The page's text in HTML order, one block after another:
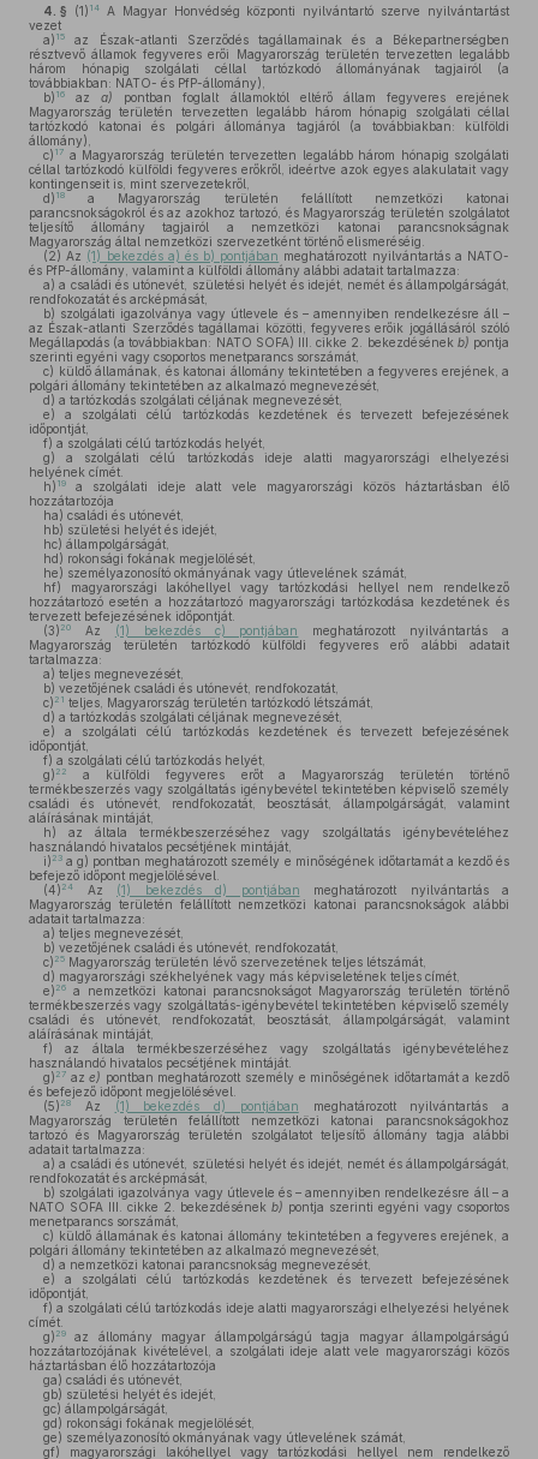
4. § (1) 14A Magyar Honvédség központi nyilvántartó szerve nyilvántartást
vezet
a) 15
az Észak-atlanti Szerződés tagállamainak és a Békepartnerségben
résztvevő államok fegyveres erői Magyarország területén tervezetten legalább
három hónapig szolgálati céllal tartózkodó állományának tagjairól (a
továbbiakban: NATO- és PfP-állomány),
b) 16 aza)
pontban foglalt államoktól eltérő állam fegyveres erejének
Magyarország területén tervezetten legalább három hónapig szolgálati céllal
tartózkodó katonai és polgári állománya tagjáról (a továbbiakban: külföldi
állomány),
c) 17 a Magyarország területén tervezetten legalább három hónapig szolgálati
céllal tartózkodó külföldi fegyveres erőkről, ideértve azok egyes alakulatait vagy
kontingenseit is, mint szervezetekről,
d) 18
a Magyarország területén felállított nemzetközi katonai
parancsnokságokról és az azokhoz tartozó, és Magyarország területén szolgálatot
teljesítő állomány tagjairól a nemzetközi katonai parancsnokságnak
Magyarország által nemzetközi szervezetként történő elismeréséig.
(2) Az (1) bekezdés a) és b) pontjában meghatározott nyilvántartás a NATO-
és PfP-állomány, valamint a külföldi állomány alábbi adatait tartalmazza:
a) a családi és utónevét, születési helyét és idejét, nemét és állampolgárságát,
rendfokozatát és arcképmását,
b) szolgálati igazolványa vagy útlevele és – amennyiben rendelkezésre áll –
az Észak-atlanti Szerződés tagállamai közötti, fegyveres erőik jogállásáról szóló
Megállapodás (a továbbiakban: NATO SOFA) III. cikke 2. bekezdésének b) pontja
szerinti egyéni vagy csoportos menetparancs sorszámát,
c) küldő államának, és katonai állomány tekintetében a fegyveres erejének, a
polgári állomány tekintetében az alkalmazó megnevezését,
d) a tartózkodás szolgálati céljának megnevezését,
e) a szolgálati célú tartózkodás kezdetének és tervezett befejezésének
időpontját,
f) a szolgálati célú tartózkodás helyét,
g) a szolgálati célú tartózkodás ideje alatti magyarországi elhelyezési
helyének címét.
h) 19
a szolgálati ideje alatt vele magyarországi közös háztartásban élő
hozzátartozója
ha) családi és utónevét,
hb) születési helyét és idejét,
hc) állampolgárságát,
hd) rokonsági fokának megjelölését,
he) személyazonosító okmányának vagy útlevelének számát,
hf) magyarországi lakóhellyel vagy tartózkodási hellyel nem rendelkező
hozzátartozó esetén a hozzátartozó magyarországi tartózkodása kezdetének és
tervezett befejezésének időpontját.
(3) 20 Az (1) bekezdés c) pontjában
meghatározott nyilvántartás a
Magyarország területén tartózkodó külföldi fegyveres erő alábbi adatait
tartalmazza:
a) teljes megnevezését,
b) vezetőjének családi és utónevét, rendfokozatát,
c) 21 teljes, Magyarország területén tartózkodó létszámát,
d) a tartózkodás szolgálati céljának megnevezését,
e) a szolgálati célú tartózkodás kezdetének és tervezett befejezésének
időpontját,
f) a szolgálati célú tartózkodás helyét,
g) 22
a külföldi fegyveres erőt a Magyarország területén történő
termékbeszerzés vagy szolgáltatás igénybevétel tekintetében képviselő személy
családi és utónevét, rendfokozatát, beosztását, állampolgárságát, valamint
aláírásának mintáját,
h) az általa termékbeszerzéséhez vagy szolgáltatás igénybevételéhez
használandó hivatalos pecsétjének mintáját,
i) 23 a g) pontban meghatározott személy e minőségének időtartamát a kezdő és
befejező időpont megjelölésével.
(4) 24 Az (1) bekezdés d) pontjában meghatározott nyilvántartás a
Magyarország területén felállított nemzetközi katonai parancsnokságok alábbi
adatait tartalmazza:
a) teljes megnevezését,
b) vezetőjének családi és utónevét, rendfokozatát,
c) 25 Magyarország területén lévő szervezetének teljes létszámát,
d) magyarországi székhelyének vagy más képviseletének teljes címét,
e) 26
a nemzetközi katonai parancsnokságot Magyarország területén történő
termékbeszerzés vagy szolgáltatás-igénybevétel tekintetében képviselő személy
családi és utónevét, rendfokozatát, beosztását, állampolgárságát, valamint
aláírásának mintáját,
f) az általa termékbeszerzéséhez vagy szolgáltatás igénybevételéhez
használandó hivatalos pecsétjének mintáját.
g) 27 aze) pontban meghatározott személy e minőségének időtartamát a kezdő
és befejező időpont megjelölésével.
(5) 28 Az (1) bekezdés d) pontjában meghatározott nyilvántartás a
Magyarország területén felállított nemzetközi katonai parancsnokságokhoz
tartozó és Magyarország területén szolgálatot teljesítő állomány tagja alábbi
adatait tartalmazza:
a) a családi és utónevét, születési helyét és idejét, nemét és állampolgárságát,
rendfokozatát és arcképmását,
b) szolgálati igazolványa vagy útlevele és – amennyiben rendelkezésre áll – a
NATO SOFA III. cikke 2. bekezdésének b) pontja szerinti egyéni vagy csoportos
menetparancs sorszámát,
c) küldő államának és katonai állomány tekintetében a fegyveres erejének, a
polgári állomány tekintetében az alkalmazó megnevezését,
d) a nemzetközi katonai parancsnokság megnevezését,
e) a szolgálati célú tartózkodás kezdetének és tervezett befejezésének
időpontját,
f) a szolgálati célú tartózkodás ideje alatti magyarországi elhelyezési helyének
címét.
g) 29
az állomány magyar állampolgárságú tagja magyar állampolgárságú
hozzátartozójának kivételével, a szolgálati ideje alatt vele magyarországi közös
háztartásban élő hozzátartozója
ga) családi és utónevét,
gb) születési helyét és idejét,
gc) állampolgárságát,
gd) rokonsági fokának megjelölését,
ge) személyazonosító okmányának vagy útlevelének számát,
gf) magyarországi lakóhellyel vagy tartózkodási hellyel nem rendelkező